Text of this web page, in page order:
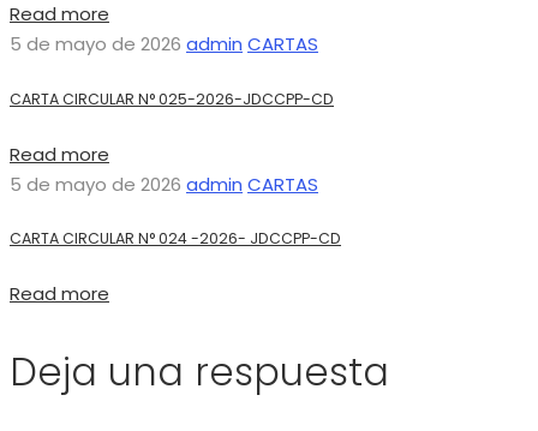
Read more
5 de mayo de 2026 admin CARTAS
CARTA CIRCULAR N° 025-2026-JDCCPP-CD
Read more
5 de mayo de 2026 admin CARTAS
CARTA CIRCULAR N° 024 -2026- JDCCPP-CD
Read more
Deja una respuesta